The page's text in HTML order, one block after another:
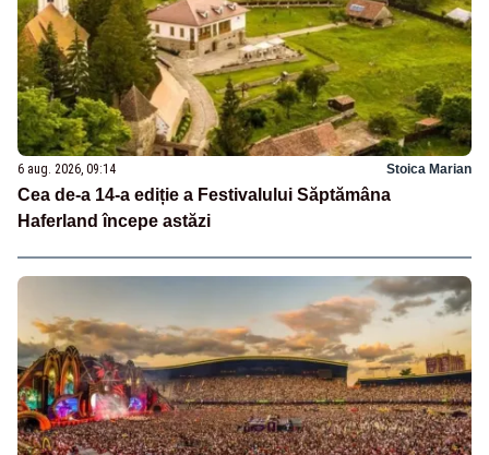
6 aug. 2026, 09:14 Stoica Marian
Cea de-a 14-a ediție a Festivalului Săptămâna
Haferland începe astăzi